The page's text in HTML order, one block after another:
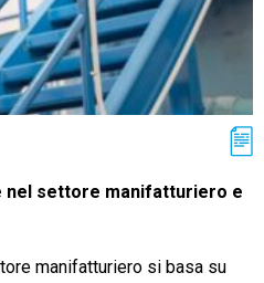
nel settore manifatturiero e
manifatturiero si basa su